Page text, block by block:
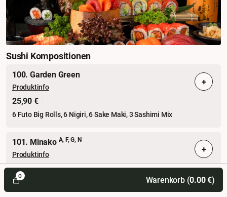
Sushi Kompositionen
100. Garden Green
Produktinfo
25,90 €
6 Futo Big Rolls, 6 Nigiri, 6 Sake Maki, 3 Sashimi Mix
+
101. Minako A, F, G, N
Produktinfo
22,50 €
4 I. O Rolls, 6 Maki Mix, 8 Mini Sake Tempura, 3 Nigiri
+
0 Warenkorb (0.00€)